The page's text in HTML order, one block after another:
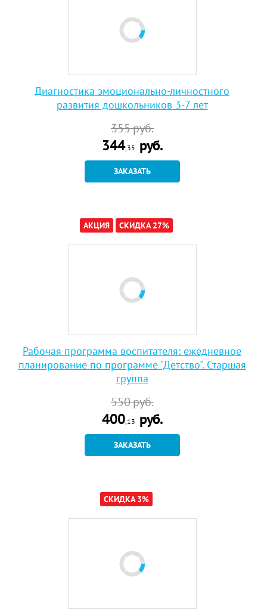
Диагностика эмоционально-личностного
развития дошкольников 3-7 лет
355руб.
344,35 руб.
ЗАКАЗАТЬ
АКЦИЯ СКИДКА 27%
Рабочая программа воспитателя: ежедневное
планирование по программе "Детство". Старшая
группа
550руб.
400,13 руб.
ЗАКАЗАТЬ
СКИДКА 3%